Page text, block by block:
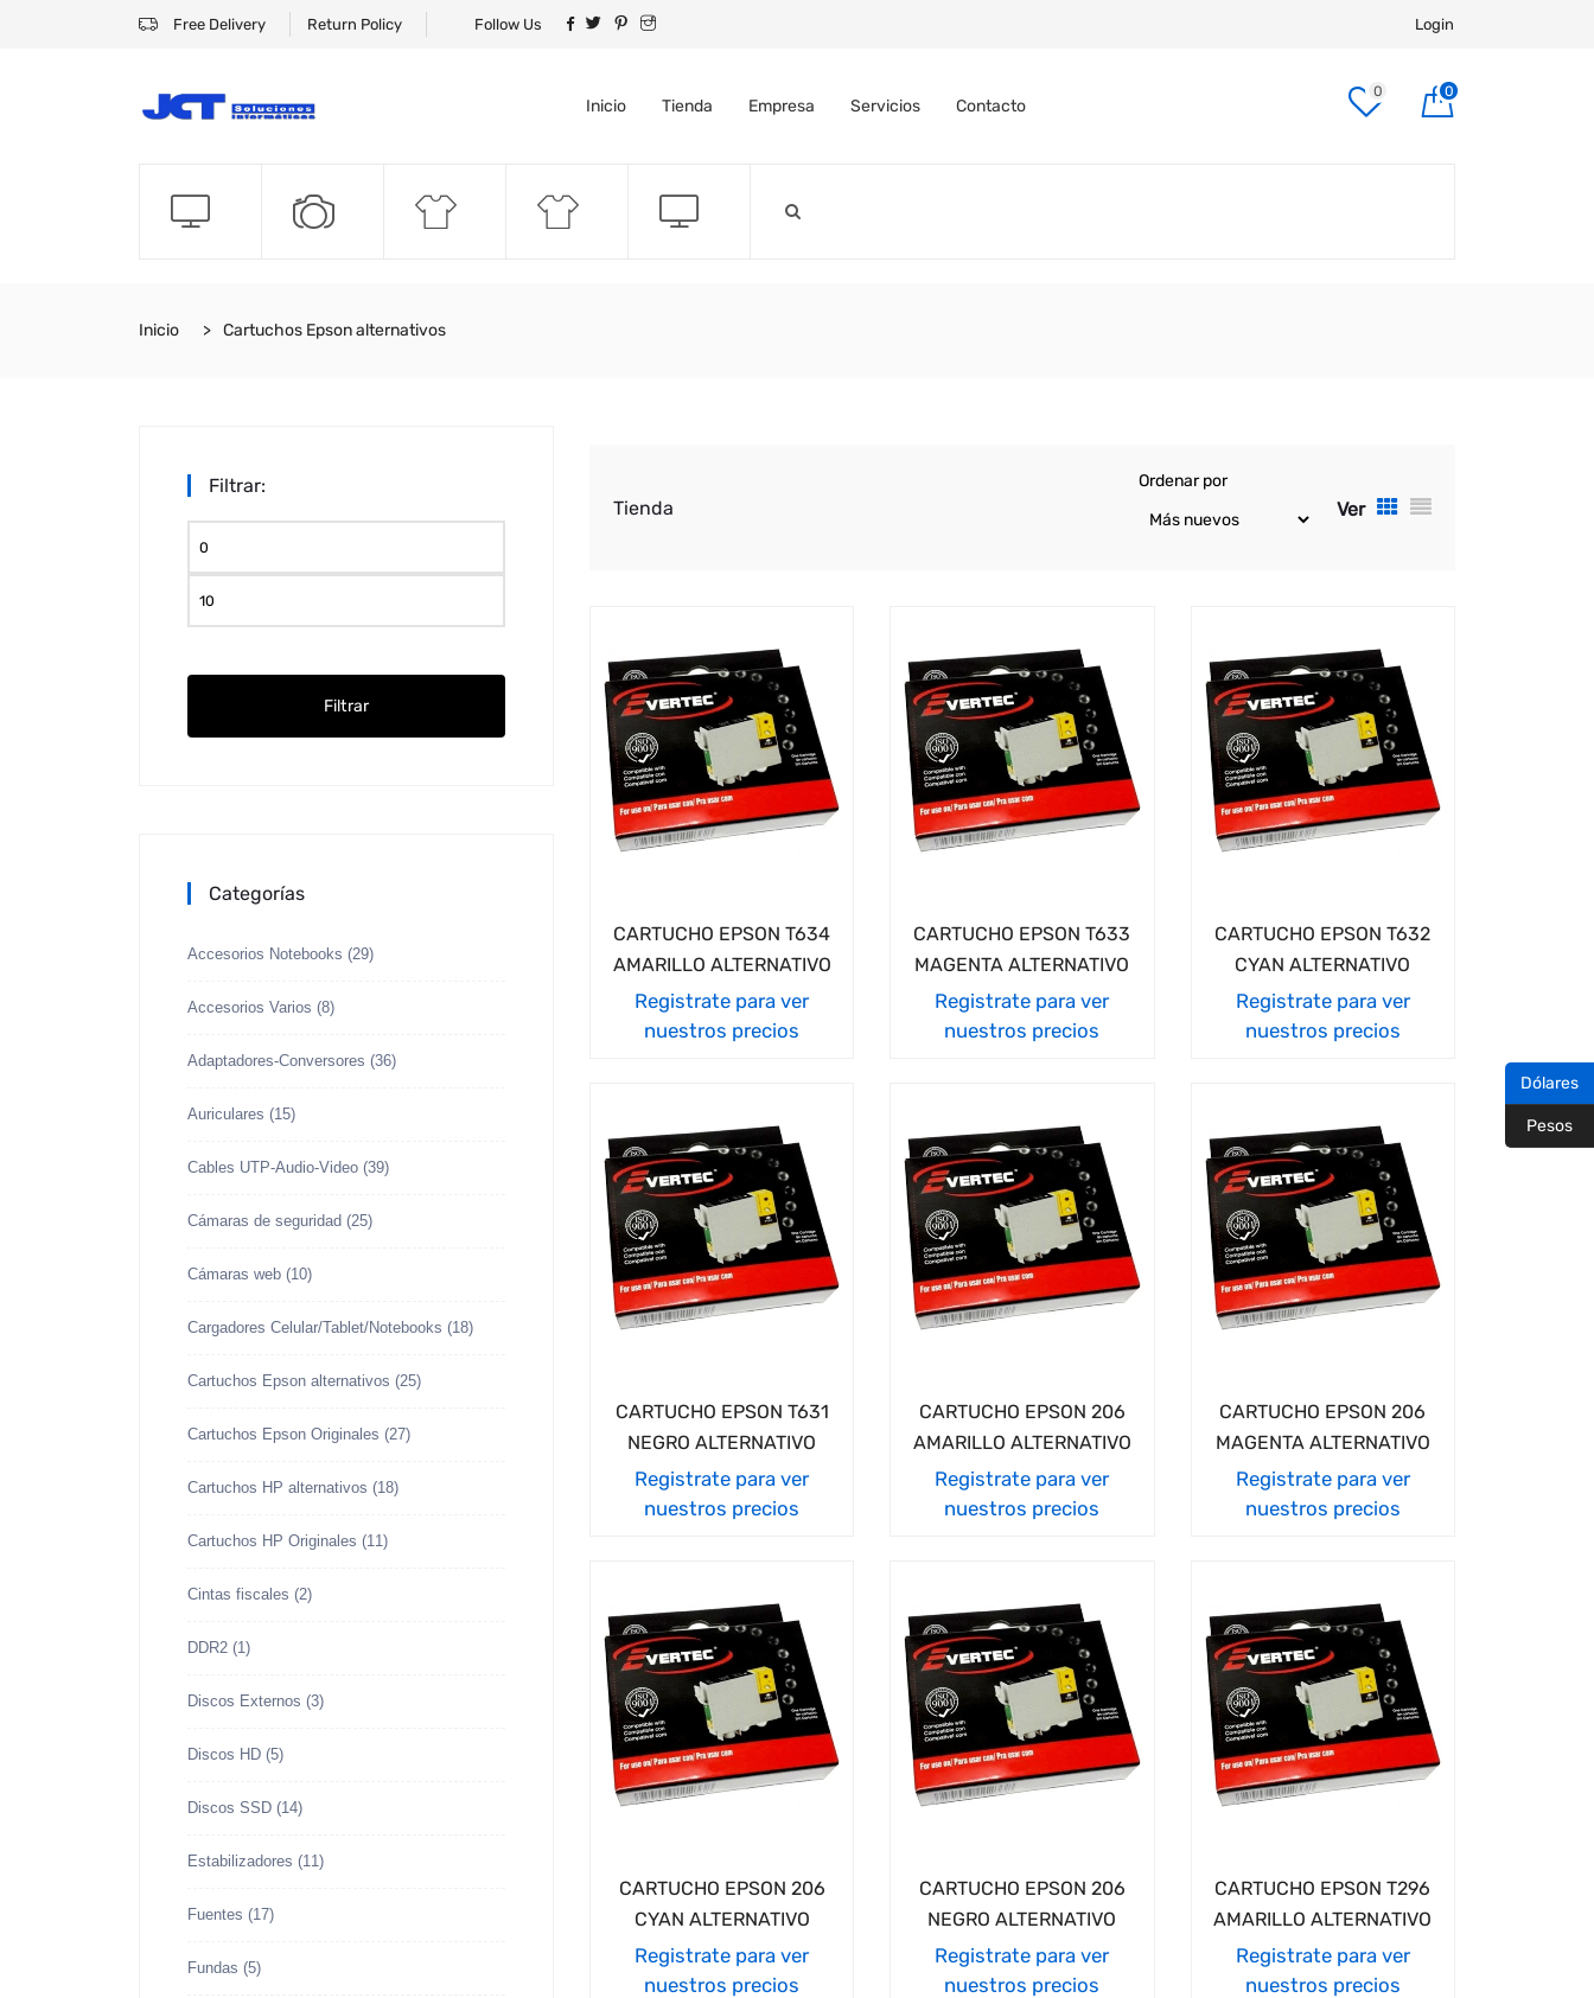
Free Delivery Return Policy Follow Us Login
Inicio Tienda Empresa Servicios Contacto
0 0
Inicio Cartuchos Epson alternativos
Filtrar:
máximo
Filtrar
Categorías
Accesorios Notebooks (29)
Accesorios Varios (8)
Adaptadores-Conversores (36)
Auriculares (15)
Cables UTP-Audio-Video (39)
Cámaras de seguridad (25)
Cámaras web (10)
Cargadores Celular/Tablet/Notebooks (18)
Cartuchos Epson alternativos (25)
Cartuchos Epson Originales (27)
Cartuchos HP alternativos (18)
Cartuchos HP Originales (11)
Cintas fiscales (2)
DDR2 (1)
Discos Externos (3)
Discos HD (5)
Discos SSD (14)
Estabilizadores (11)
Fuentes (17)
Fundas (5)
Tienda
Ordenar por
Ver
CARTUCHO EPSON T634
AMARILLO ALTERNATIVO
Registrate para ver
nuestros precios
CARTUCHO EPSON T633
MAGENTA ALTERNATIVO
Registrate para ver
nuestros precios
CARTUCHO EPSON T632
CYAN ALTERNATIVO
Registrate para ver
nuestros precios
CARTUCHO EPSON T631
NEGRO ALTERNATIVO
Registrate para ver
nuestros precios
CARTUCHO EPSON 206
AMARILLO ALTERNATIVO
Registrate para ver
nuestros precios
CARTUCHO EPSON 206
MAGENTA ALTERNATIVO
Registrate para ver
nuestros precios
CARTUCHO EPSON 206
CYAN ALTERNATIVO
Registrate para ver
nuestros precios
CARTUCHO EPSON 206
NEGRO ALTERNATIVO
Registrate para ver
nuestros precios
CARTUCHO EPSON T296
AMARILLO ALTERNATIVO
Registrate para ver
nuestros precios
Dólares
Pesos